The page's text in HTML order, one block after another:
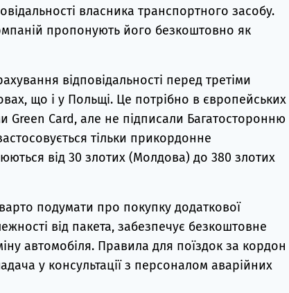
власника транспортного засобу.
пропонують його безкоштовно як
відповідальності перед третіми
що і у Польщі. Це потрібно в європейських
Green Card, але не підписали Багатосторонню
тільки прикордонне
від 30 злотих (Молдова) до 380 злотих
подумати про покупку додаткової
від пакета, забезпечує безкоштовне
автомобіля. Правила для поїздок за кордон
у консультації з персоналом аварійних